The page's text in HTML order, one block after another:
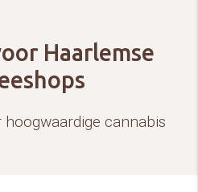
Haarlemse
cannabis